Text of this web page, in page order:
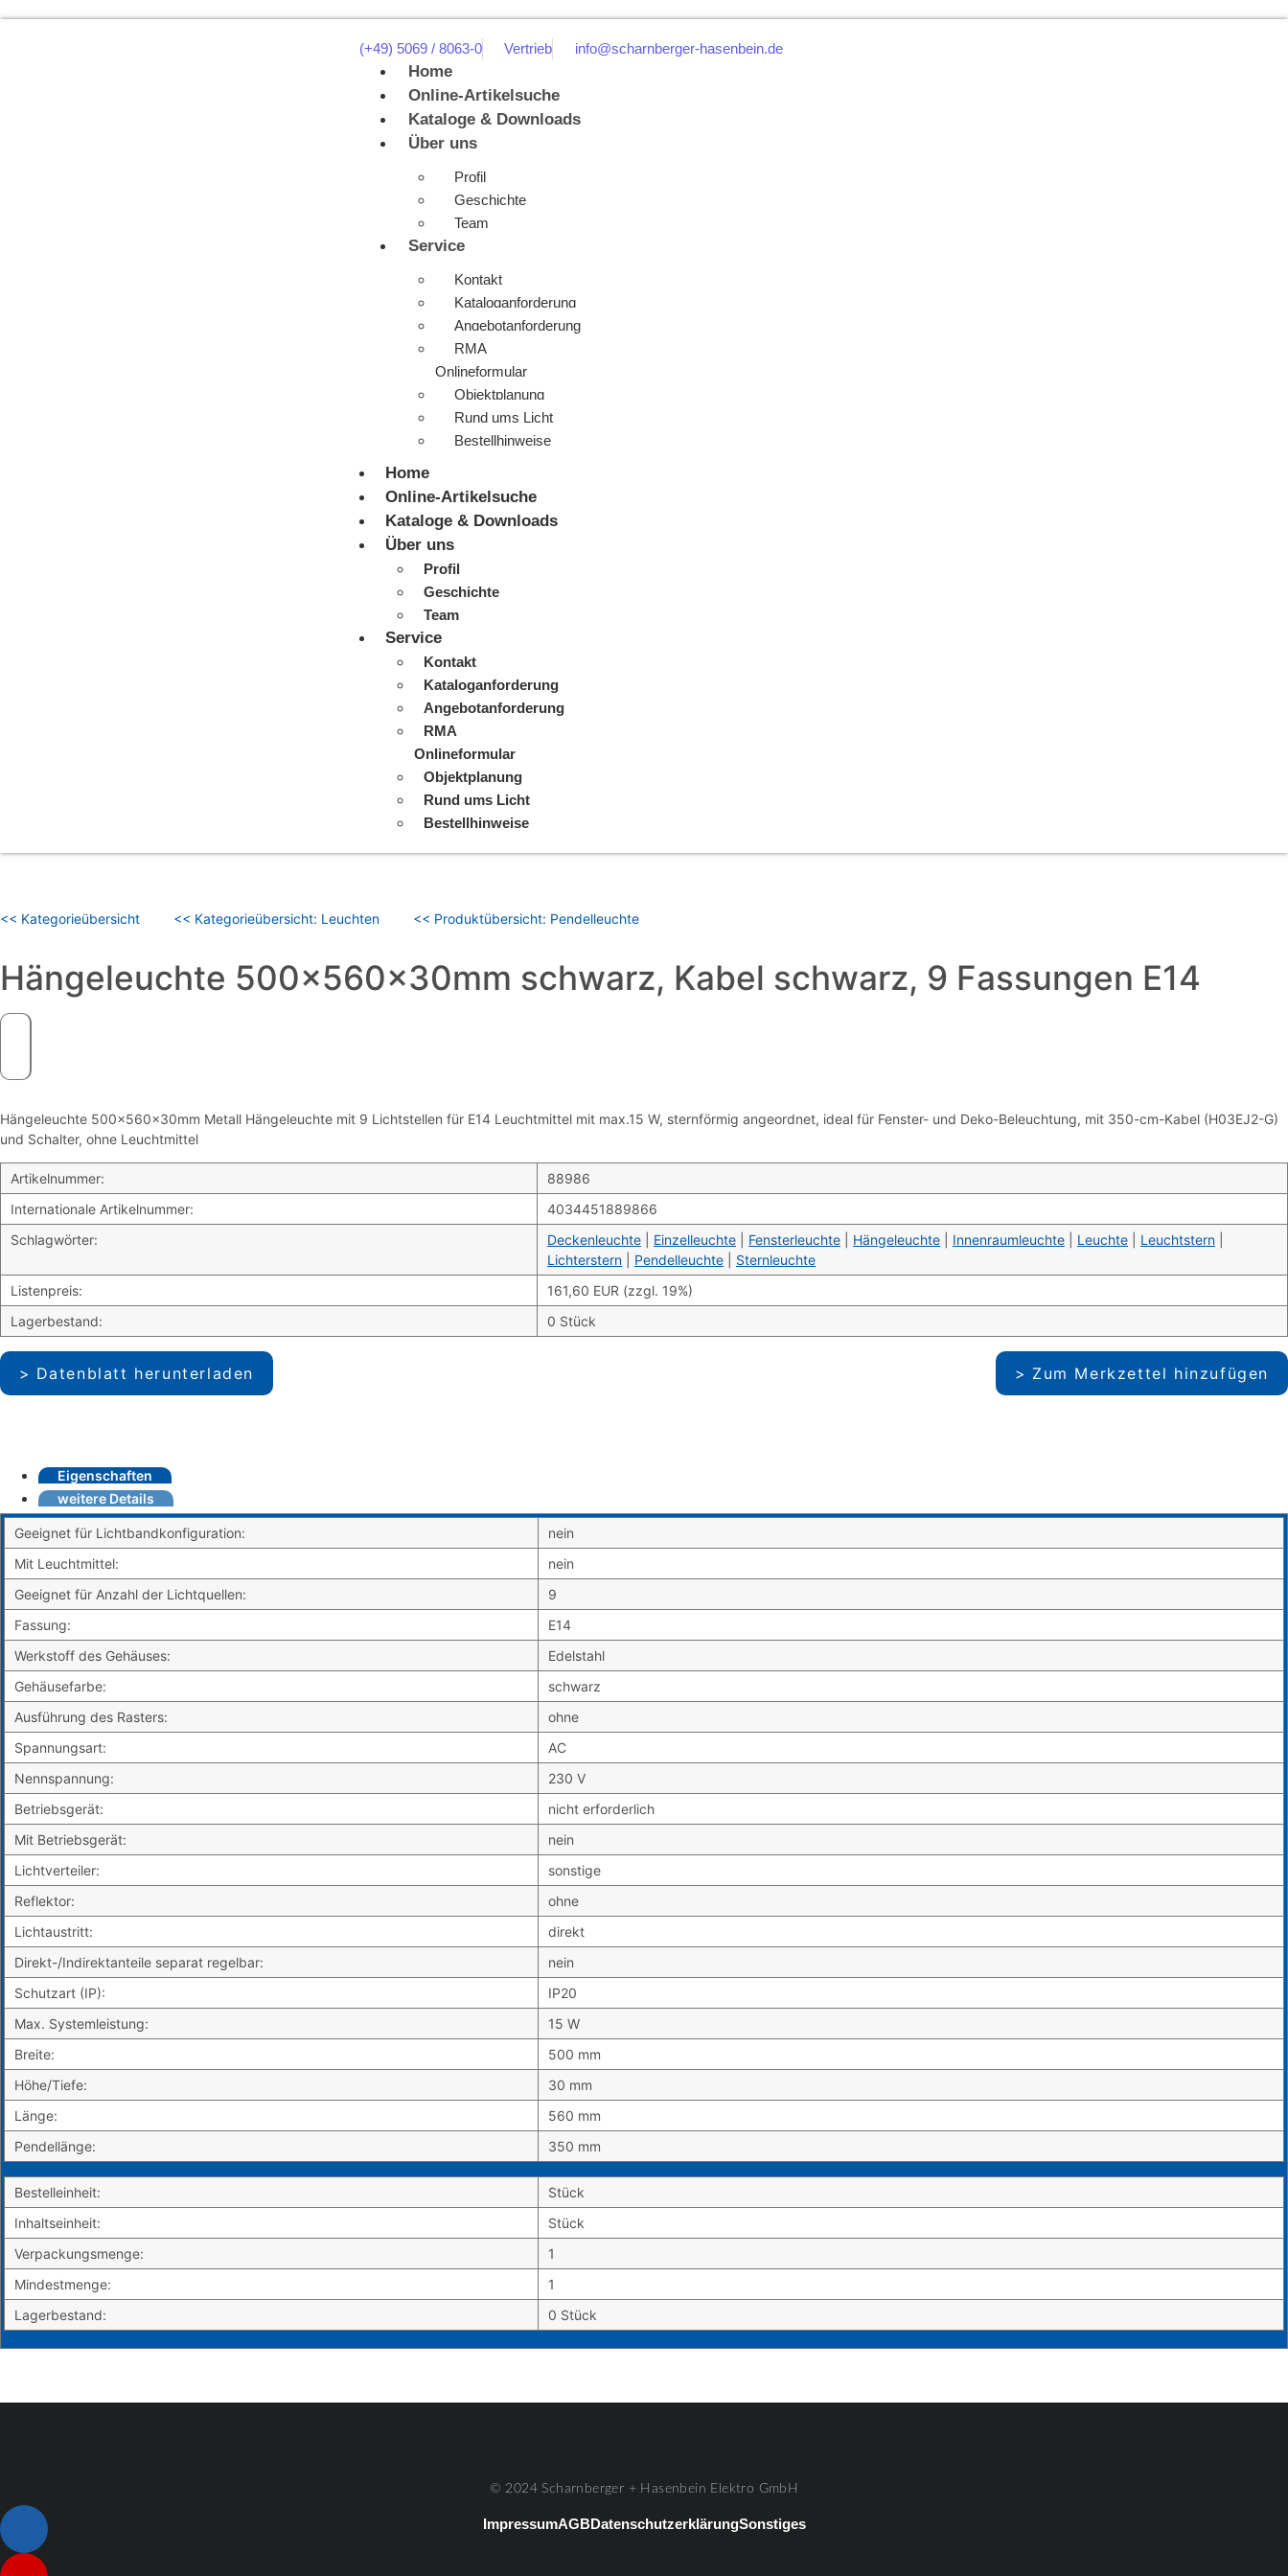
(+49) 5069 / 8063-0 Vertrieb info@scharnberger-hasenbein.de
Home
Online-Artikelsuche
Kataloge & Downloads
Über uns
Profil
Geschichte
Team
Service
Kontakt
Kataloganforderung
Angebotanforderung
RMA
Onlineformular
Objektplanung
Rund ums Licht
Bestellhinweise
Home
Online-Artikelsuche
Kataloge & Downloads
Über uns
Profil
Geschichte
Team
Service
Kontakt
Kataloganforderung
Angebotanforderung
RMA
Onlineformular
Objektplanung
Rund ums Licht
Bestellhinweise
<< Kategorieübersicht << Kategorieübersicht: Leuchten << Produktübersicht: Pendelleuchte
Hängeleuchte 500x560x30mm schwarz, Kabel schwarz, 9 Fassungen E14
Hängeleuchte 500x560x30mm Metall Hängeleuchte mit 9 Lichtstellen für E14 Leuchtmittel mit max.15 W, sternförmig angeordnet, ideal für Fenster- und Deko-Beleuchtung, mit 350-cm-Kabel (H03EJ2-G)
und Schalter, ohne Leuchtmittel
Artikelnummer:
88986
Internationale Artikelnummer:
4034451889866
Schlagwörter:
Deckenleuchte Einzelleuchte Fensterleuchte Hängeleuchte Innenraumleuchte Leuchte Leuchtstern
Lichterstern
Pendelleuchte
Sternleuchte
Listenpreis:
161,60 EUR (zzgl. 19%)
Lagerbestand:
0 Stück
Datenblatt herunterladen Zum Merkzettel hinzufügen
Eigenschaften
weitere Details
Geeignet für Lichtbandkonfiguration:
nein
Mit Leuchtmittel:
nein
Geeignet für Anzahl der Lichtquellen:
9
Fassung:
E14
Werkstoff des Gehäuses:
Edelstahl
Gehäusefarbe:
schwarz
Ausführung des Rasters:
ohne
Spannungsart:
AC
Nennspannung:
230 V
Betriebsgerät:
nicht erforderlich
Mit Betriebsgerät:
nein
Lichtverteiler:
sonstige
Reflektor:
ohne
Lichtaustritt:
direkt
Direkt-/Indirektanteile separat regelbar:
nein
Schutzart (IP):
IP20
Max. Systemleistung:
15 W
Breite:
500 mm
Höhe/Tiefe:
30 mm
Länge:
560 mm
Pendellänge:
350 mm
Bestelleinheit:
Stück
Inhaltseinheit:
Stück
Verpackungsmenge:
1
Mindestmenge:
1
Lagerbestand:
0 Stück
© 2024 Scharnberger + Hasenbein Elektro GmbH
ImpressumAGBDatenschutzerklärungSonstiges